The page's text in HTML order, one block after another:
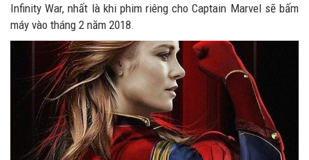
Infinity War, nhất là khi phim riêng cho Captain Marvel sẽ bấm
máy vào tháng 2 năm 2018.